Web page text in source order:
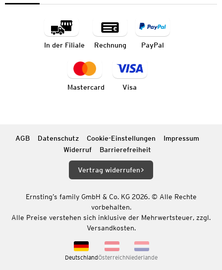
In der Filiale Rechnung PayPal
Mastercard Visa
AGB Datenschutz Cookie-Einstellungen
Impressum
Widerruf
Barrierefreiheit
Vertrag widerrufen
Ernsting’s family GmbH & Co. KG 2026. © Alle Rechte
vorbehalten.
Alle Preise verstehen sich inklusive der Mehrwertsteuer, zzgl.
Versandkosten.
DeutschlandÖsterreichNiederlande